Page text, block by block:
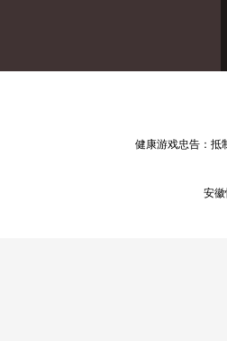
健康游戏忠告：抵
安徽